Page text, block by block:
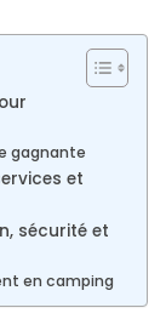
gagnante
et
sécurité et
en camping